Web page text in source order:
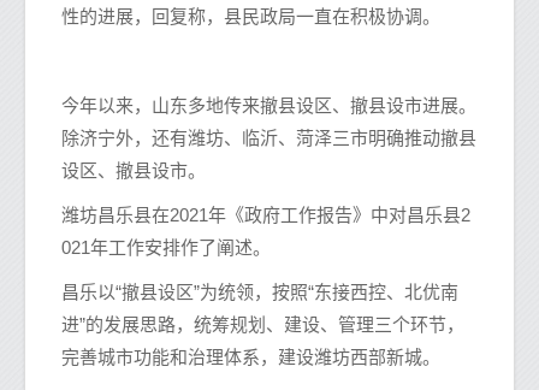
性的进展，回复称，县民政局一直在积极协调。
今年以来，山东多地传来撤县设区、撤县设市进展。
除济宁外，还有潍坊、临沂、菏泽三市明确推动撤县
设区、撤县设市。
潍坊昌乐县在2021年《政府工作报告》中对昌乐县2
021年工作安排作了阐述。
昌乐以“撤县设区”为统领，按照“东接西控、北优南
进”的发展思路，统筹规划、建设、管理三个环节，
完善城市功能和治理体系，建设潍坊西部新城。